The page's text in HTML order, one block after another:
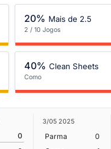
20% Mais de 2.5
2 / 10 Jogos
40% Clean Sheets
Como
0
3/05 2025
Parma
0